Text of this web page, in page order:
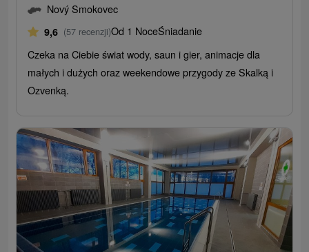
Nový Smokovec
9,6 (57 recenzji)Od 1 NoceŚniadanie
Czeka na Ciebie świat wody, saun i gier, animacje dla
małych i dużych oraz weekendowe przygody ze Skalką i
Ozvenką.